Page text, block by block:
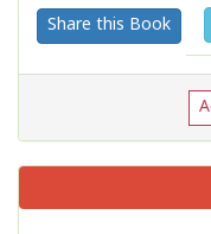
Share this Book